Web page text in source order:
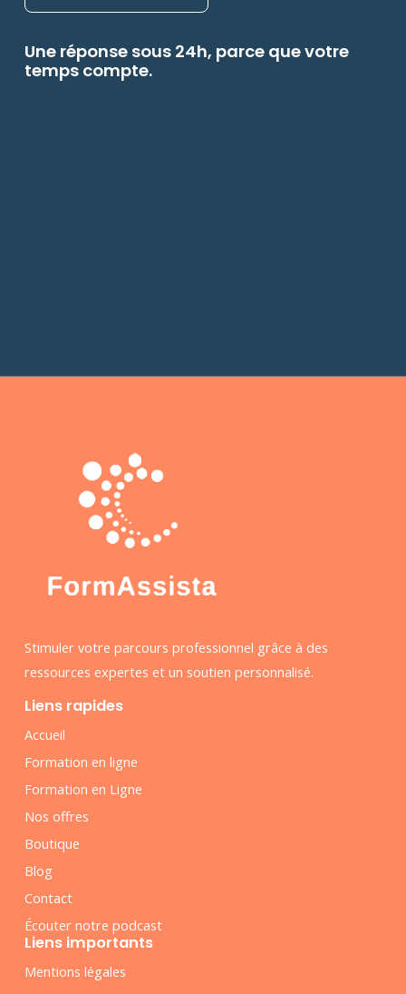
Une réponse sous 24h, parce que votre
temps compte.
Stimuler votre parcours professionnel grâce à des
ressources expertes et un soutien personnalisé.
Liens rapides
Accueil
Formation en ligne
Formation en Ligne
Nos offres
Boutique
Blog
Contact
Écouter notre podcast
Liens importants
Mentions légales